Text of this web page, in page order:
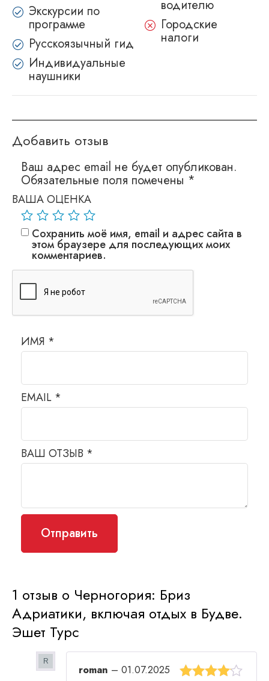
Экскурсии по
программе
Русскоязычный гид
Индивидуальные
наушники
водителю
Городские
налоги
1 отзыв о Черногория: Бриз
Адриатики, включая отдых в Будве.
Эшет Турс
roman – 01.07.2025
Добавить отзыв
Ваш адрес email не будет опубликован.
Обязательные поля помечены *
ВАША ОЦЕНКА
ВАШ ОТЗЫВ *
ИМЯ *
EMAIL *
Сохранить моё имя, email и адрес сайта в
этом браузере для последующих моих
комментариев.